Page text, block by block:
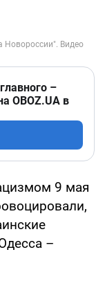
–
OBOZ.UA в
9 мая
–